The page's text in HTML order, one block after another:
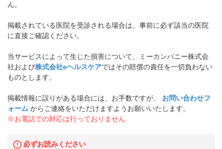
ん。
掲載されている医院を受診される場合は、事前に必ず該当の医院
に直接ご確認ください。
当サービスによって生じた損害について、ミーカンパニー株式会
社および株式会社eヘルスケアではその賠償の責任を一切負わない
ものとします。
掲載情報に誤りがある場合には、お手数ですが、
お問い合わせフ
ォーム からご連絡をいただけますようお願いいたします。
※お電話での対応は行っておりません
必ずお読みください